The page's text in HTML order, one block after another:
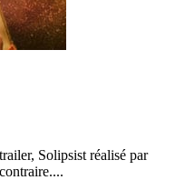
Solipsist réalisé par